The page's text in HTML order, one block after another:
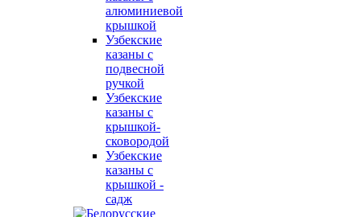
алюминиевой
крышкой
Узбекские
казаны с
подвесной
ручкой
Узбекские
казаны с
крышкой-
сковородой
Узбекские
казаны с
крышкой -
садж